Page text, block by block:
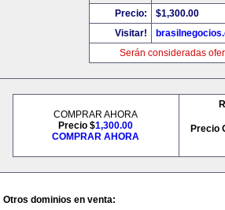
Precio:
$1,300.00
Visitar!
Serán consideradas
COMPRAR AHORA
Precio $1,300.00
COMPRAR AHORA
Precio
Otros dominios en venta: